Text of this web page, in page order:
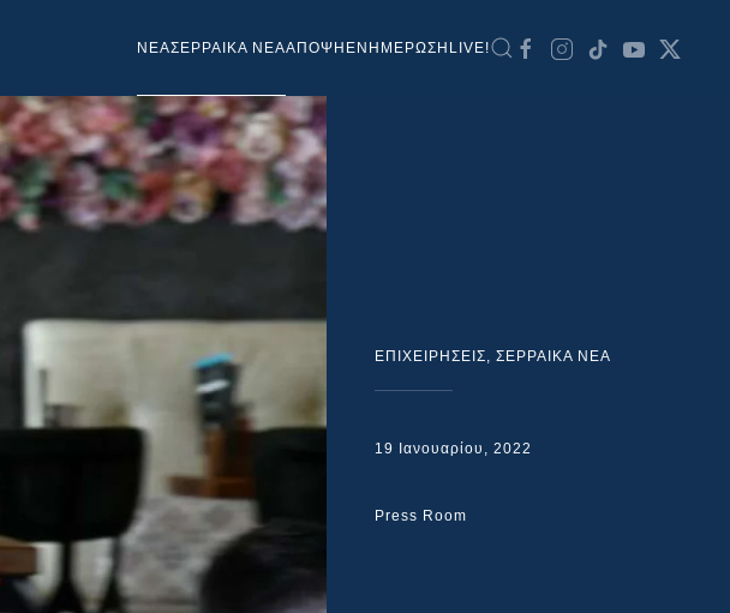
NEAΣΕΡΡΑΙΚΑ ΝΕΑΑΠΟΨΗ ΕΝΗΜΕΡΩΣΗ LIVE!
ΕΠΙΧΕΙΡΗΣΕΙΣ, ΣΕΡΡΑΙΚΑ ΝΕΑ
19 Ιανουαρίου, 2022
Press Room